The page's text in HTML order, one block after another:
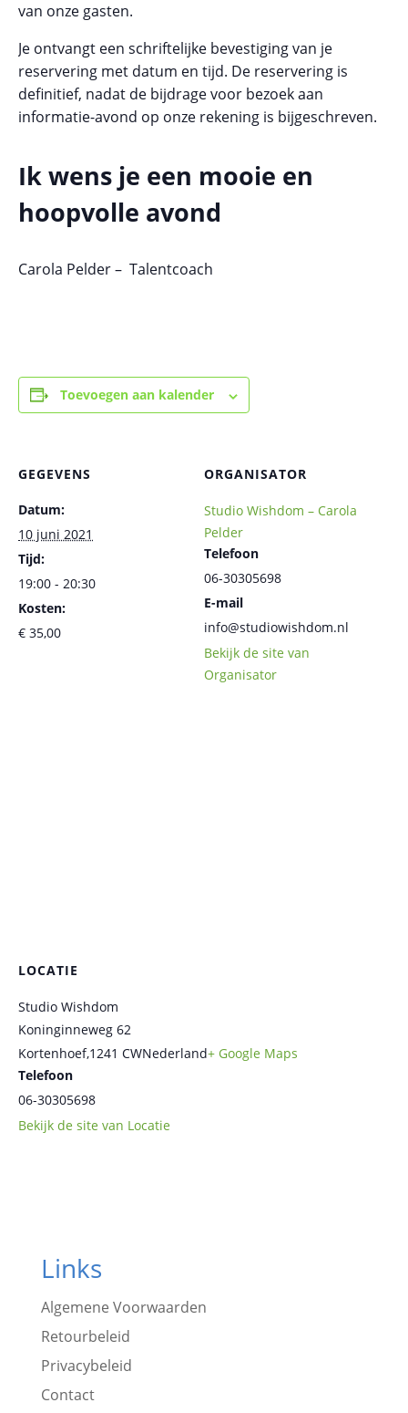
van onze gasten.
Je ontvangt een schriftelijke bevestiging van je
reservering met datum en tijd. De reservering is
definitief, nadat de bijdrage voor bezoek aan
informatie-avond op onze rekening is bijgeschreven.
Ik wens je een mooie en
hoopvolle avond
Carola Pelder – Talentcoach
Toevoegen aan kalender
GEGEVENS
Datum:
10 juni 2021
Tijd:
19:00 - 20:30
Kosten:
€ 35,00
ORGANISATOR
Studio Wishdom – Carola
Pelder
Telefoon
06-30305698
E-mail
info@studiowishdom.nl
Bekijk de site van
Organisator
LOCATIE
Studio Wishdom
Koninginneweg 62
Kortenhoef,1241 CWNederland+ Google Maps
Telefoon
06-30305698
Bekijk de site van Locatie
Links
Algemene Voorwaarden
Retourbeleid
Privacybeleid
Contact